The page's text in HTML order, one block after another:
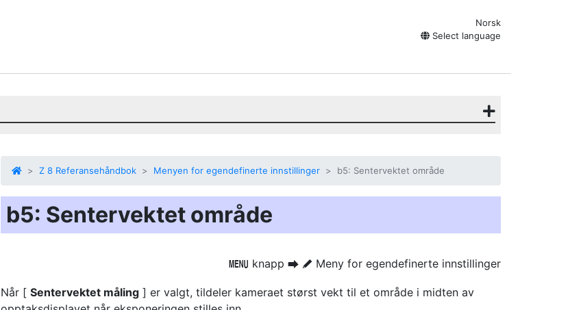
Norsk
Select language
Z 8 Referansehåndbok Menyen for egendefinerte innstillinger b5: Sentervektet område
b5: Sentervektet område
G knapp U A Meny for egendefinerte innstillinger
Når [ Sentervektet måling ] er valgt, tildeler kameraet størst vekt til et område i midten av